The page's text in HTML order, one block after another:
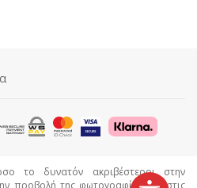
το δυνατόν ακριβέστεροι στην